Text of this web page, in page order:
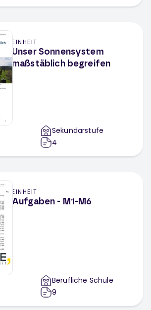
EINHEIT
Unser Sonnensystem
maßstäblich begreifen
Sekundarstufe
4
EINHEIT
Aufgaben - M1-M6
Berufliche Schule
9